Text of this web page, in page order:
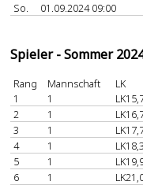
So.
01.09.2024 09:00
Spieler - Sommer
Rang Mannschaft
LK
1
1
2
1
3
1
4
1
5
1
6
1